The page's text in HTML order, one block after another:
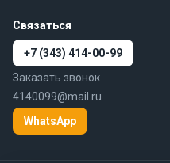
Связаться
+7 (343) 414-00-99
Заказать звонок
4140099@mail.ru
WhatsApp